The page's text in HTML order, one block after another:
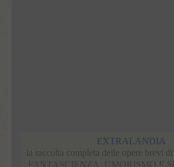
EXTRALANDIA
la raccolta completa delle opere brevi
FANTASCIENZA, UMORISMO E